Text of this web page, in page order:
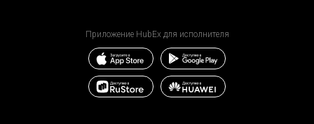
Приложение HubEx для исполнителя